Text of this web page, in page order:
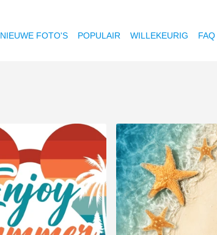
NIEUWE FOTO'S POPULAIR WILLEKEURIG FAQ